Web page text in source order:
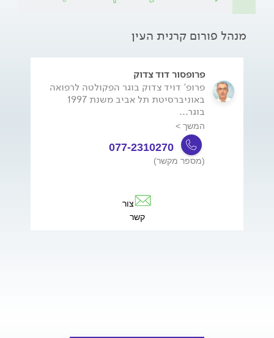
מנהל פורום קרנית העין
פרופסור דוד צדוק
פרופ' דויד צדוק בוגר הפקולטה לרפואה
באוניברסיטת תל אביב משנת 1997
בוגר...
המשך >
077-2310270
(מספר מקשר)
צור
קשר